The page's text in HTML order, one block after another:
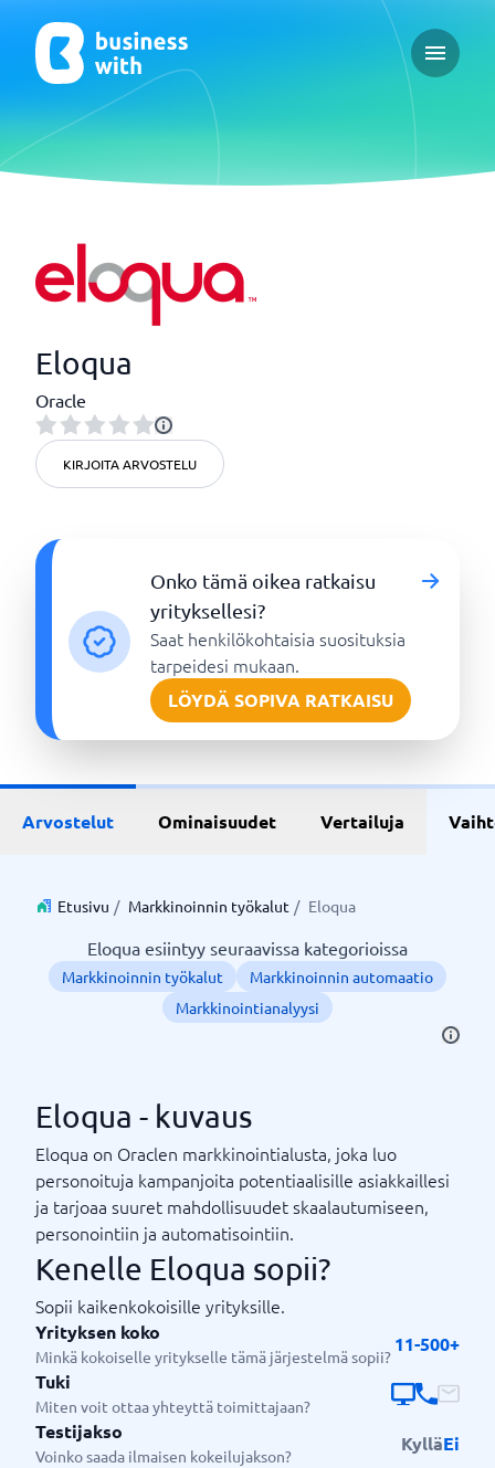
Open
Eloqua
Oracle
KIRJOITA ARVOSTELU
Onko tämä oikea ratkaisu
yrityksellesi?
Saat henkilökohtaisia suosituksia
tarpeidesi mukaan.
LÖYDÄ SOPIVA RATKAISU
Arvostelut Ominaisuudet Vertailuja
Etusivu / Markkinoinnin työkalut / Eloqua
Eloqua esiintyy seuraavissa kategorioissa
Markkinoinnin työkalut
Markkinoinnin automaatio
Markkinointianalyysi
Eloqua - kuvaus
Eloqua on Oraclen markkinointialusta, joka luo
personoituja kampanjoita potentiaalisille asiakkaillesi
ja tarjoaa suuret mahdollisuudet skaalautumiseen,
personointiin ja automatisointiin.
Kenelle Eloqua sopii?
Sopii kaikenkokoisille yrityksille.
Yrityksen koko
Minkä kokoiselle yritykselle tämä järjestelmä sopii?
11-500+
Tuki
Miten voit ottaa yhteyttä toimittajaan?
Testijakso
Voinko saada ilmaisen kokeilujakson?
KylläEi